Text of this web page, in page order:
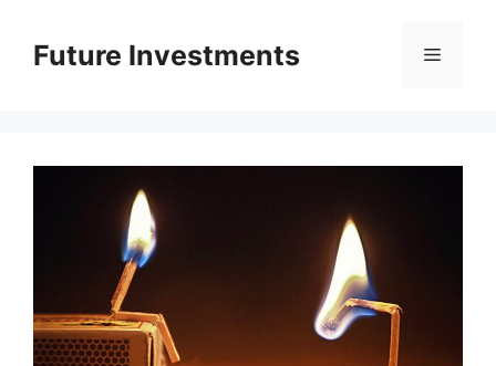
вмістуFuture Investments Меню